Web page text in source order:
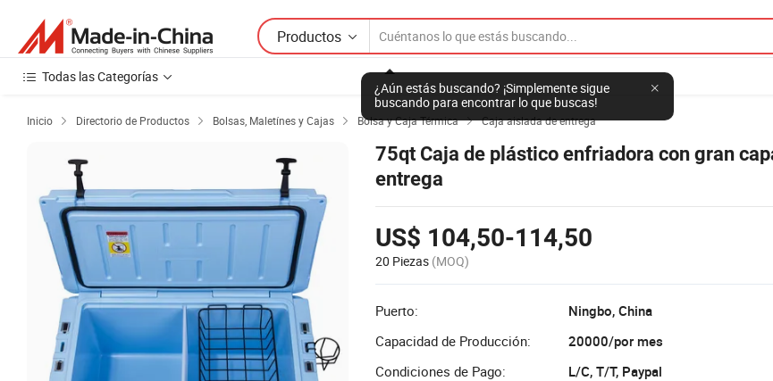
Productos
¿Aún estás buscando? ¡Simplemente sigue
buscando para encontrar lo que buscas!
Todas las Categorías
Inicio  Directorio de Productos  Bolsas, Maletínes y Cajas  Bolsa y Caja Térmica  Caja aislada de entrega
75qt Caja de plástico enfriadora con gran
entrega
US$ 104,50-114,50
20 Piezas (MOQ)
Puerto:
Ningbo, China
Capacidad de Producción:
20000/por mes
Condiciones de Pago:
L/C, T/T, Paypal